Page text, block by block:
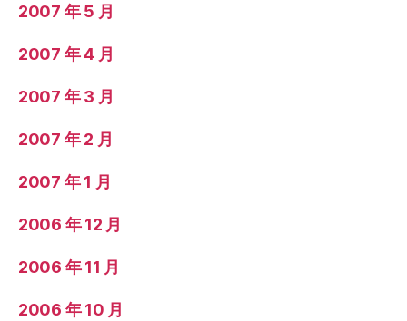
2007 年 5 月
2007 年 4 月
2007 年 3 月
2007 年 2 月
2007 年 1 月
2006 年 12 月
2006 年 11 月
2006 年 10 月